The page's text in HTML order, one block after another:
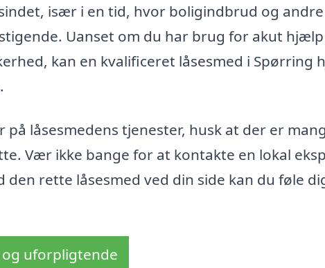
især i en tid, hvor boligindbrud og andre
Uanset om du har brug for akut
kan en kvalificeret låsesmed i Spørring
låsesmedens tjenester, husk at der er
Vær ikke bange for at kontakte en lokal
rette låsesmed ved din side kan du føle
uforpligtende